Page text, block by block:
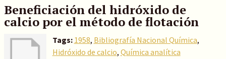
Beneficiación del hidróxido de
calcio por el método de flotación
Tags: 1958, Bibliografía Nacional Química,
Hidróxido de calcio, Química analítica